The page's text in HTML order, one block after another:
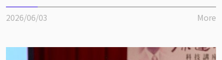
2026/06/03 More